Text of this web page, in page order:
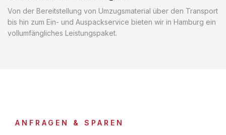
Von der Bereitstellung von Umzugsmaterial über den Transport
bis hin zum Ein- und Auspackservice bieten wir in Hamburg ein
vollumfängliches Leistungspaket.
ANFRAGEN & SPAREN